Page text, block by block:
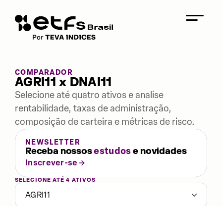
COMPARADOR
AGRI11 x DNAI11
Selecione até quatro ativos e analise
rentabilidade, taxas de administração,
composição de carteira e métricas de risco.
NEWSLETTER
Receba nossosestudose novidades
Inscrever-se
SELECIONE ATÉ 4 ATIVOS
AGRI11